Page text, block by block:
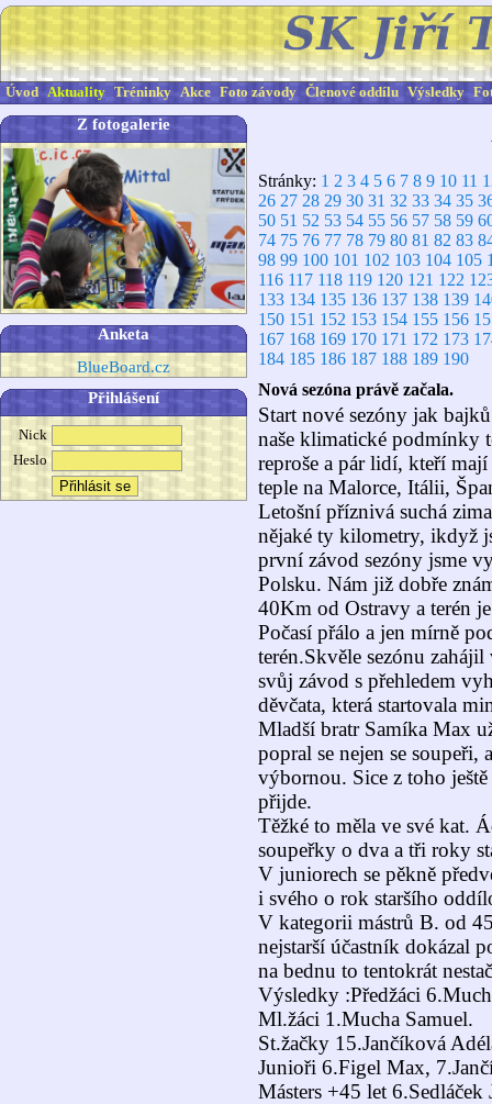
Úvod Aktuality Tréninky Akce Foto závody Členové oddílu Výsledky
Z fotogalerie
Anketa
BlueBoard.cz
Přihlášení
Nick
Heslo
Stránky: 1 2 3 4 5 6 7 8 9 10 11
26 27 28 29 30 31 32 33 34 35
50 51 52 53 54 55 56 57 58 59
74 75 76 77 78 79 80 81 82 83
98 99 100 101 102 103 104 105
116 117 118 119 120 121 122
133 134 135 136 137 138 139
150 151 152 153 154 155 156
167 168 169 170 171 172 173
184 185 186 187 188 189 190
Nová sezóna právě začala.
Start nové sezóny jak
naše klimatické podmínky
reproše a pár lidí, kteří
teple na Malorce, Itálii,
Letošní příznivá suchá
nějaké ty kilometry, ikdyž
první závod sezóny jsme
Polsku. Nám již dobře
40Km od Ostravy a terén
Počasí přálo a jen mírně
terén.Skvěle sezónu
svůj závod s přehledem
děvčata, která startovala
Mladší bratr Samíka Max
popral se nejen se soupeři,
výbornou. Sice z toho
přijde.
Těžké to měla ve své kat.
soupeřky o dva a tři roky
V juniorech se pěkně
i svého o rok staršího
V kategorii mástrů B. od
nejstarší účastník dokázal
na bednu to tentokrát
Výsledky :Předžáci
Ml.žáci 1.Mucha Samuel.
St.žačky 15.Jančíková
Junioři 6.Figel Max,
Másters +45 let 6.Sedláček